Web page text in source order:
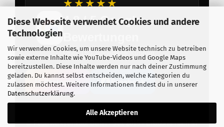
Diese Webseite verwendet Cookies und andere
Technologien
Wir verwenden Cookies, um unsere Website technisch zu betreiben
sowie externe Inhalte wie YouTube-Videos und Google Maps
bereitzustellen. Diese Inhalte werden nur nach deiner Zustimmung
geladen. Du kannst selbst entscheiden, welche Kategorien du
zulassen möchtest. Weitere Informationen findest du in unserer
Datenschutzerklärung.
Alle Akzeptieren
★★★★★
4,8 / 5 Google
Über 150 zufriedene Kunden
Instagram Facebook
© Feuerwerkseinkauf Berlin · Seit 2015 · Erlaubnis nach §7